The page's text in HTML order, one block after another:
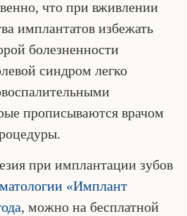
что при вживлении
имплантатов избежать
болезненности
синдром легко
прописываются врачом
при имплантации зубов
«Имплант
, можно на бесплатной